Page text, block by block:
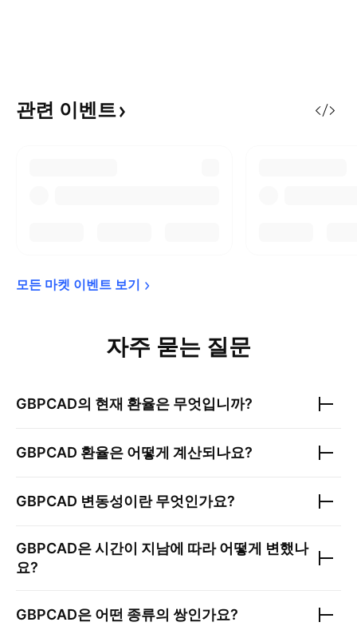
관련 이벤트
모든 마켓 이벤트 보기
자주 묻는 질문
GBPCAD의 현재 환율은 무엇입니까?
GBPCAD 환율은 어떻게 계산되나요?
GBPCAD 변동성이란 무엇인가요?
GBPCAD은 시간이 지남에 따라 어떻게 변했나
요?
GBPCAD은 어떤 종류의 쌍인가요?